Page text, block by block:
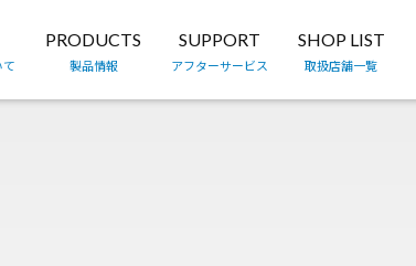
て
PRODUCTS
製品情報
SUPPORT
アフターサービス
SHOP LIST
取扱店舗一覧